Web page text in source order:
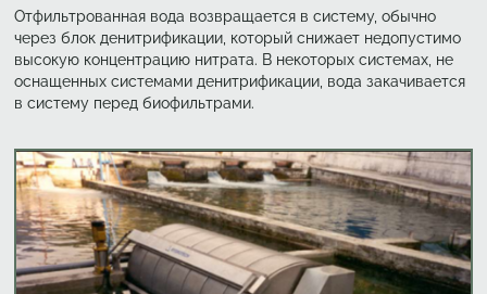
Отфильтрованная вода возвращается в систему, обычно
через блок денитрификации, который снижает недопустимо
высокую концентрацию нитрата. В некоторых системах, не
оснащенных системами денитрификации, вода закачивается
в систему перед биофильтрами.